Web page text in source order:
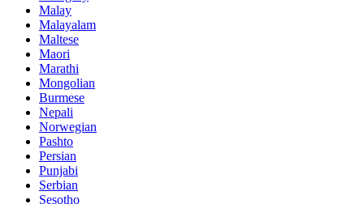
Malay
Malayalam
Maltese
Maori
Marathi
Mongolian
Burmese
Nepali
Norwegian
Pashto
Persian
Punjabi
Serbian
Sesotho